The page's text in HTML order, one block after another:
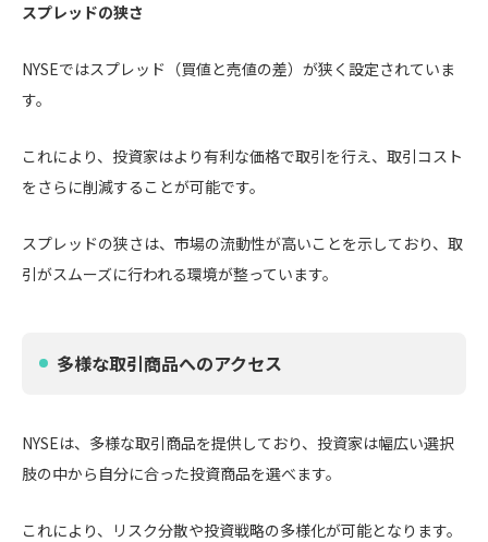
スプレッドの狭さ
NYSEではスプレッド（買値と売値の差）が狭く設定されていま
す。
これにより、投資家はより有利な価格で取引を行え、取引コスト
をさらに削減することが可能です。
スプレッドの狭さは、市場の流動性が高いことを示しており、取
引がスムーズに行われる環境が整っています。
多様な取引商品へのアクセス
NYSEは、多様な取引商品を提供しており、投資家は幅広い選択
肢の中から自分に合った投資商品を選べます。
これにより、リスク分散や投資戦略の多様化が可能となります。